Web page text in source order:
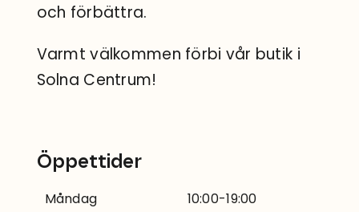
och förbättra.
Varmt välkommen förbi vår butik i
Solna Centrum!
Öppettider
Måndag 10:00-19:00